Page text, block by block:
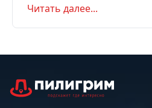
самостоятельно или с туром.
Читать далее...